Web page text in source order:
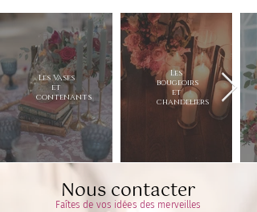
Contenance 10L avec une louche
Les Vases
et
contenants
Les
bougeoirs
et
chandeliers
Nous contacter
Faîtes de vos idées des merveilles